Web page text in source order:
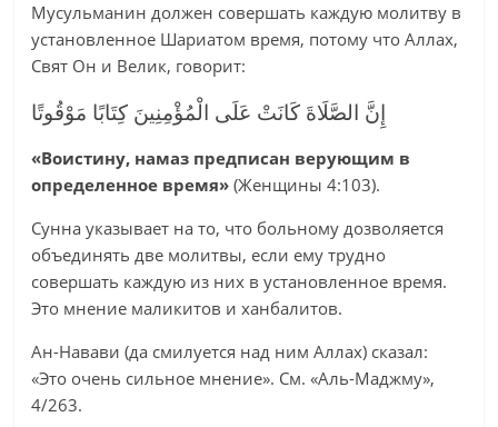
Мусульманин должен совершать каждую молитву в
установленное Шариатом время, потому что Аллах,
Свят Он и Велик, говорит:
إِنَّ الصَّلَاةَ كَانَتْ عَلَى الْمُؤْمِنِينَ كِتَابًا مَوْقُوتًا
«Воистину, намаз предписан верующим в
определенное время» (Женщины 4:103).
Сунна указывает на то, что больному дозволяется
объединять две молитвы, если ему трудно
совершать каждую из них в установленное время.
Это мнение маликитов и ханбалитов.
Ан-Навави (да смилуется над ним Аллах) сказал:
«Это очень сильное мнение». См. «Аль-Маджму»,
4/263.